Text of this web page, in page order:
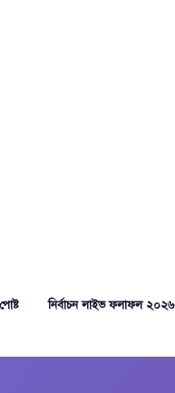
নির্বাচন লাইভ ফলাফল ২০২৬